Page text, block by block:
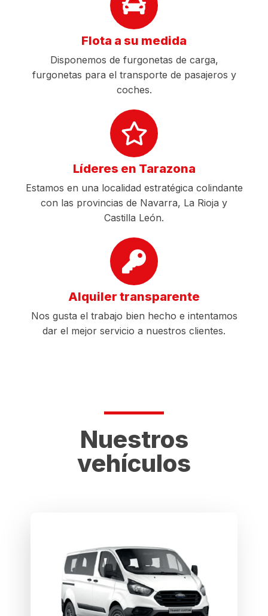
Flota a su medida
Disponemos de furgonetas de carga,
furgonetas para el transporte de pasajeros y
coches.
Líderes en Tarazona
Estamos en una localidad estratégica colindante
con las provincias de Navarra, La Rioja y
Castilla León.
Alquiler transparente
Nos gusta el trabajo bien hecho e intentamos
dar el mejor servicio a nuestros clientes.
Nuestros
vehículos